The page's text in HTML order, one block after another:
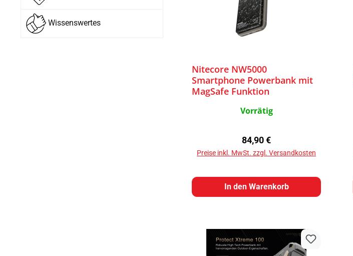
Wissenswertes
Nitecore NW5000
Smartphone Powerbank mit
MagSafe Funktion
Vorrätig
Regulärer Preis:
84,90 €
Preise inkl. MwSt. zzgl. Versandkosten
In den Warenkorb